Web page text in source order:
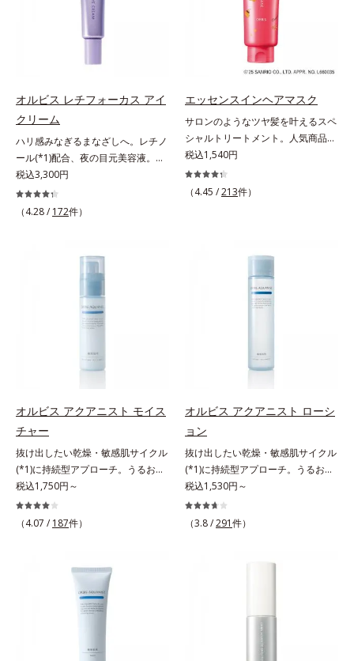
てください。各商品の詳しい情報は
BEAUTY夏祭りは、こちら
いくお悩みを自然に隠しつつも、ま
叶えるのは、微細で均一なカバー粉
にダマ防止の特殊コーティングを施
すことで、カバー粉体は薄く・均一
に凹凸へフィット。毛穴や色ムラを
カバーしながら自然な仕上がりを叶
えます。また、ファンデーションを
つけている間に保湿成分が肌へ浸透
(*2)するスキンコンディショニング
セラム設計(*3)を採用。肌に触れた
うな透明感とツヤを生み出すこと
で、“つるん”とした光のヴェールを
キンフィットカラー成分（酸化チタ
ン、酸化鉄、ステアロイルグルタミ
肌悩みをカバーする粉体*2 角層ま
で*3 肌のキメを整え、粉体を密着
け止め・化粧下地・カラーコントロ
ール・コンシーラー・パウダー・フ
ァンデーションの7役を兼ねる多機
能BB。慌ただしい朝でもパパッと
塗るだけで、厚塗り感のない、自然
なツヤめきのある美肌に整えます。
*1 年齢を重ねた肌*2 オルビス内BB
クリームのカバー力
オルビス レチフォーカス アイ
クリーム
ハリ感みなぎるまなざしへ。レチノ
ール(*1)配合、夜の目元美容液。オ
ルビスの目元技術を結集し、ハリ感
みなぎるまなざしへ。レチノール
(*1)配合の目元美容液です。目元悩
(*2)の2種の成分が深いうるおいを
与え、湧き上がるようなハリ感を呼
り、肌表面にピン！としたハリ感を
与え、さらに疑似セラミド(*3)が角
アの最後にプラスすることで乾燥に
よる小ジワを目立たなくし、ハリ感
チノール配合＝保湿成分*2 パルミ
成分*3 ラウロイルグルタミン酸ジ
（フィトステリル/オクチルドデシ
ル）配合＝保湿成分*4 角層まで
税込3,300円
（4.28 / 172件）
エッセンスインヘアマスク
サロンのようなツヤ髪を叶えるスペ
シャルトリートメント。人気商品
「エッセンスインヘアミルク」と同
じシリーズの、お風呂で美しいツヤ
髪を叶えるスペシャルヘアマスクで
らに毛髪保護成分がダメージを受け
クル表面をリペア。髪の内外にアプ
ローチして、乾燥などの外的刺激か
に適量を髪になじませ、置き時間は
0秒。なじませてすぐに洗い流す手
る、まるでサロン帰りのようなうる
おうツヤ髪を叶えます。*1 毛髪補
修成分（イソステアリン酸、イソス
テアロイル加水分解コラーゲン、イ
ソステアロイル加水分解シルク、ス
フィンゴ糖脂質、トコフェロール、
グリセリン、糖脂質、BG、イソス
テアリン酸、イソステアロイル加水
ル）*2 髪の乾燥、乾燥によるパサ
つき*3 毛髪にうるおい、ハリを与
税込1,540円
（4.45 /213件）
オルビス アクアニスト モイス
チャー
抜け出したい乾燥・敏感肌サイクル
(*1)に持続型アプローチ。うるおい
を追求した敏感肌用保湿スキンケア
(*2)。うるおいを逃し、刺激を受け
やすい角層の“乾燥敏感スランプ
望の敏感肌用保湿スキンケアライン
「オルビス アクアニスト」。乾燥
敏感スランプの原因にアプローチす
る持続型トリプルアミノ酸(*4)を配
異物として排出されにくく、肌にと
税込1,750円～
（4.07 / 187件）
オルビス アクアニスト ローシ
ョン
抜け出したい乾燥・敏感肌サイクル
(*1)に持続型アプローチ。うるおい
を追求した敏感肌用保湿スキンケア
(*2)。うるおいを逃し、刺激を受け
やすい角層の“乾燥敏感スランプ
る持続型トリプルアミノ酸(*4)を配
合。もともと体内にあるアミノ酸は
異物として排出されにくく、肌にと
税込1,530円～
（3.8 /291件）